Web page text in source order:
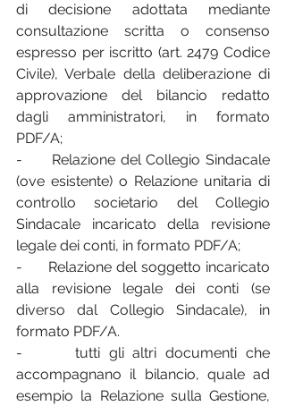
di decisione adottata mediante
consultazione scritta o consenso
espresso per iscritto (art. 2479 Codice
Civile), Verbale della deliberazione di
approvazione del bilancio redatto
dagli amministratori, in formato
PDF/A;
-      Relazione del Collegio Sindacale
(ove esistente) o Relazione unitaria di
controllo societario del Collegio
Sindacale incaricato della revisione
legale dei conti, in formato PDF/A;
-      Relazione del soggetto incaricato
alla revisione legale dei conti (se
diverso dal Collegio Sindacale), in
formato PDF/A.
-      tutti gli altri documenti che
accompagnano il bilancio, quale ad
esempio la Relazione sulla Gestione,